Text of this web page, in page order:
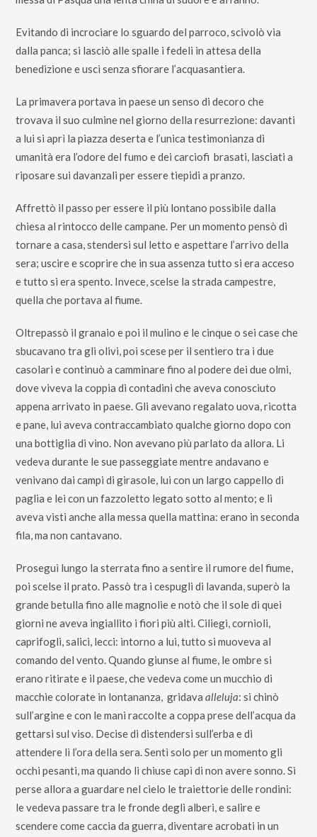
Evitando di incrociare lo sguardo del parroco, scivolò via
dalla panca; si lasciò alle spalle i fedeli in attesa della
benedizione e uscì senza sfiorare l’acquasantiera.
La primavera portava in paese un senso di decoro che
trovava il suo culmine nel giorno della resurrezione: davanti
a lui si aprì la piazza deserta e l’unica testimonianza di
umanità era l’odore del fumo e dei carciofi brasati, lasciati a
riposare sui davanzali per essere tiepidi a pranzo.
Affrettò il passo per essere il più lontano possibile dalla
chiesa al rintocco delle campane. Per un momento pensò di
tornare a casa, stendersi sul letto e aspettare l’arrivo della
sera; uscire e scoprire che in sua assenza tutto si era acceso
e tutto si era spento. Invece, scelse la strada campestre,
quella che portava al fiume.
Oltrepassò il granaio e poi il mulino e le cinque o sei case che
sbucavano tra gli olivi, poi scese per il sentiero tra i due
casolari e continuò a camminare fino al podere dei due olmi,
dove viveva la coppia di contadini che aveva conosciuto
appena arrivato in paese. Gli avevano regalato uova, ricotta
e pane, lui aveva contraccambiato qualche giorno dopo con
una bottiglia di vino. Non avevano più parlato da allora. Li
vedeva durante le sue passeggiate mentre andavano e
venivano dai campi di girasole, lui con un largo cappello di
paglia e lei con un fazzoletto legato sotto al mento; e li
aveva visti anche alla messa quella mattina: erano in seconda
fila, ma non cantavano.
Proseguì lungo la sterrata fino a sentire il rumore del fiume,
poi scelse il prato. Passò tra i cespugli di lavanda, superò la
grande betulla fino alle magnolie e notò che il sole di quei
giorni ne aveva ingiallito i fiori più alti. Ciliegi, cornioli,
caprifogli, salici, lecci: intorno a lui, tutto si muoveva al
comando del vento. Quando giunse al fiume, le ombre si
erano ritirate e il paese, che vedeva come un mucchio di
macchie colorate in lontananza, gridavaalleluja: si chinò
sull’argine e con le mani raccolte a coppa prese dell’acqua da
gettarsi sul viso. Decise di distendersi sull’erba e di
attendere lì l’ora della sera. Sentì solo per un momento gli
occhi pesanti, ma quando li chiuse capì di non avere sonno. Si
perse allora a guardare nel cielo le traiettorie delle rondini:
le vedeva passare tra le fronde degli alberi, e salire e
scendere come caccia da guerra, diventare acrobati in un